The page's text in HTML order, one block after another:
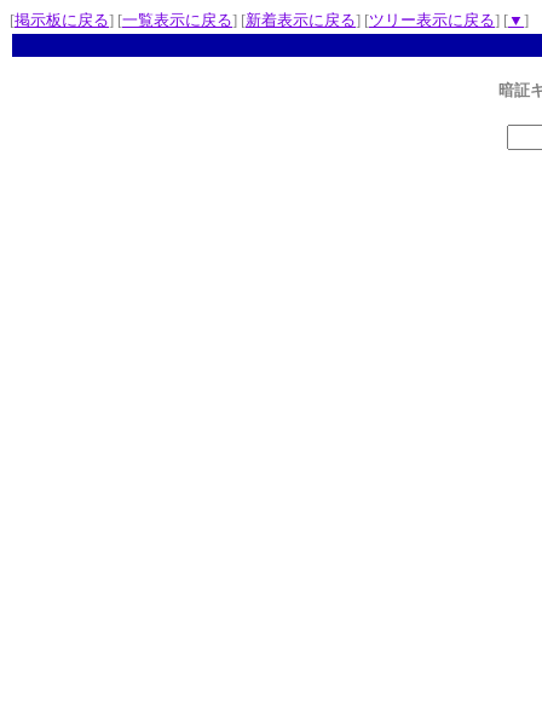
[掲示板に戻る] [一覧表示に戻る] [新着表示に戻る] [ツリー表示に戻る] [▼ ]
暗証